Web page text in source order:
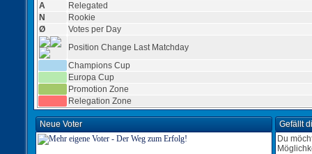
A
Relegated
N
Rookie
Ø
Votes per Day
Position Change Last Matchday
Champions Cup
Europa Cup
Promotion Zone
Relegation Zone
Neue Voter
Gefällt
Du